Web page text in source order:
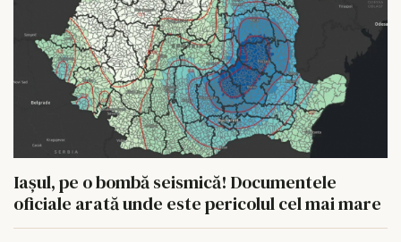
Iașul, pe o bombă seismică! Documentele
oficiale arată unde este pericolul cel mai mare